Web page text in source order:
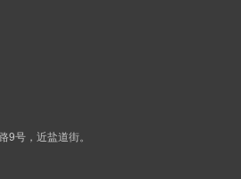
9号，近盐道街。